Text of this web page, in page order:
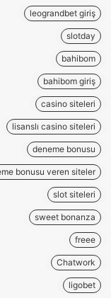
leograndbet giriş
slotday
bahibom
bahibom giriş
casino siteleri
lisanslı casino siteleri
deneme bonusu
bonusu veren siteler
slot siteleri
sweet bonanza
freee
Chatwork
ligobet